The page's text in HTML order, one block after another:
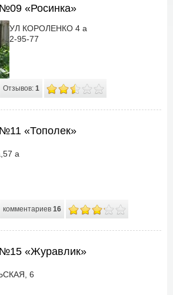
«Росинка»
УЛ КОРОЛЕНКО 4 а
2-95-77
Отзывов: 1
«Тополек»
а
комментариев 16
«Журавлик»
6